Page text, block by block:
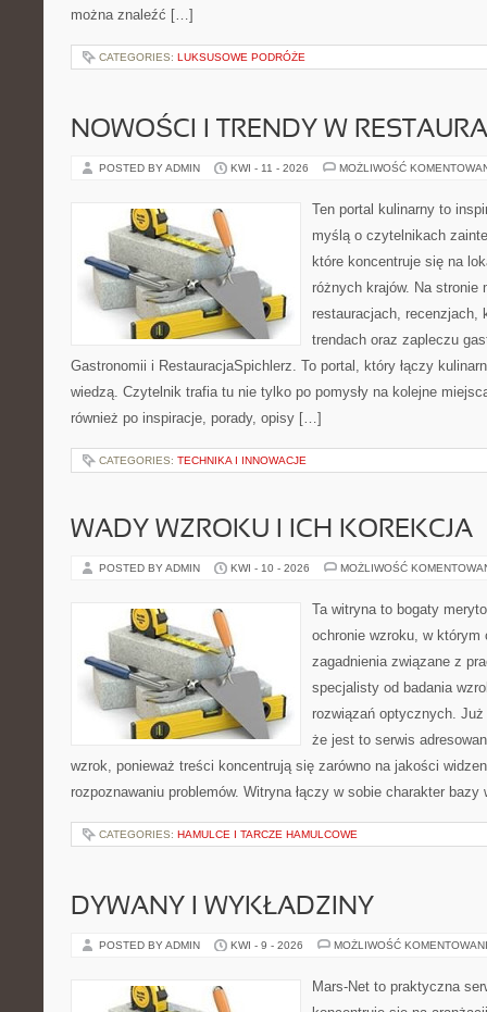
można znaleźć […]
CATEGORIES: LUKSUSOWE PODRÓŻE
NOWOŚCI I TRENDY W
POSTED BY ADMIN KWI - 11 - 2026 MOŻLIWOŚĆ
Ten portal kulinarny to
myślą o czytelnikach
które koncentruje się na
różnych krajów. Na stronie
restauracjach, recenzjach,
trendach oraz zapleczu
Gastronomii i RestauracjaSpichlerz. To portal, który łączy
wiedzą. Czytelnik trafia tu nie tylko po pomysły na kolejne
również po inspiracje, porady, opisy […]
CATEGORIES: TECHNIKA I INNOWACJE
WADY WZROKU I ICH KOREKCJA
POSTED BY ADMIN KWI - 10 - 2026 MOŻLIWOŚĆ
Ta witryna to bogaty
ochronie wzroku, w
zagadnienia związane z
specjalisty od badania
rozwiązań optycznych.
że jest to serwis
wzrok, ponieważ treści koncentrują się zarówno na jakości
rozpoznawaniu problemów. Witryna łączy w sobie charakter
CATEGORIES: HAMULCE I TARCZE HAMULCOWE
DYWANY I WYKŁADZINY
POSTED BY ADMIN KWI - 9 - 2026 MOŻLIWOŚĆ
Mars-Net to praktyczna